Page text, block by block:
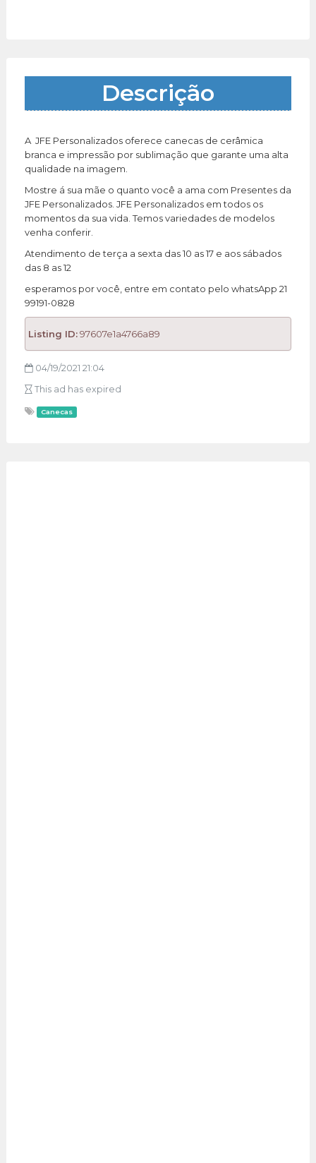
Descrição
A JFE Personalizados oferece canecas de cerâmica
branca e impressão por sublimação que garante uma alta
qualidade na imagem.
Mostre á sua mãe o quanto você a ama com Presentes da
JFE Personalizados. JFE Personalizados em todos os
momentos da sua vida. Temos variedades de modelos
venha conferir.
Atendimento de terça a sexta das 10 as 17 e aos sábados
das 8 as 12
esperamos por você, entre em contato pelo whatsApp 21
99191-0828
Listing ID:97607e1a4766a89
04/19/2021 21:04
This ad has expired
Canecas